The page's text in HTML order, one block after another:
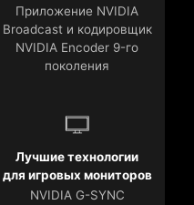
Приложение NVIDIA
Broadcast и кодировщик
NVIDIA Encoder 9-го
поколения
Лучшие технологии
для игровых мониторов
NVIDIA G-SYNC